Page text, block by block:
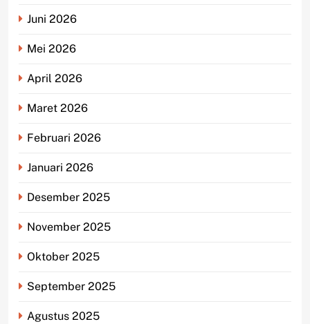
Juni 2026
Mei 2026
April 2026
Maret 2026
Februari 2026
Januari 2026
Desember 2025
November 2025
Oktober 2025
September 2025
Agustus 2025